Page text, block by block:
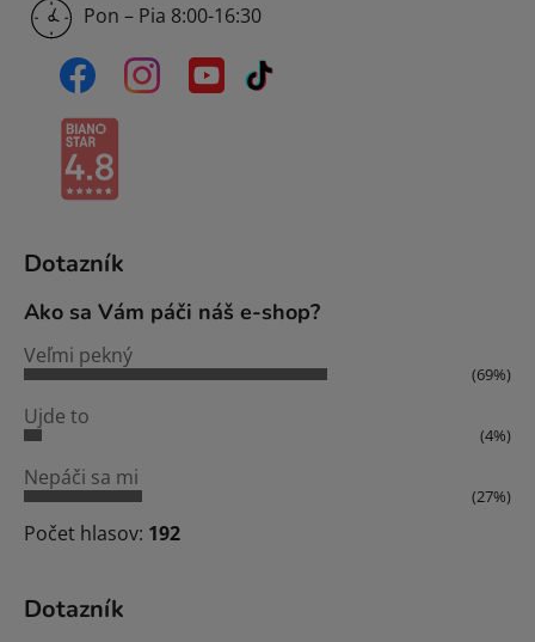
Pon – Pia 8:00-16:30
Dotazník
Ako sa Vám páči náš e-shop?
Veľmi pekný
(69%)
Ujde to
(4%)
Nepáči sa mi
(27%)
Počet hlasov: 192
Dotazník